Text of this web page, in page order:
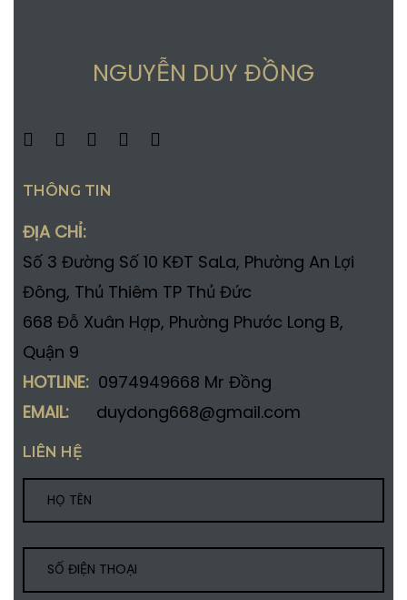
NGUYỄN DUY ĐỒNG
THÔNG TIN
ĐỊA CHỈ:
Số 3 Đường Số 10 KĐT SaLa, Phường An Lợi
Đông, Thủ Thiêm TP Thủ Đức
668 Đỗ Xuân Hợp, Phường Phước Long B,
Quận 9
HOTLINE: 0974949668 Mr Đồng
EMAIL: duydong668@gmail.com
LIÊN HỆ